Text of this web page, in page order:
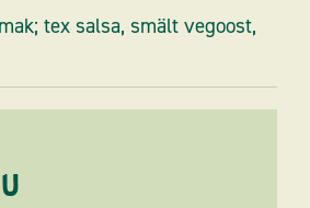
tex salsa, smält vegoost,